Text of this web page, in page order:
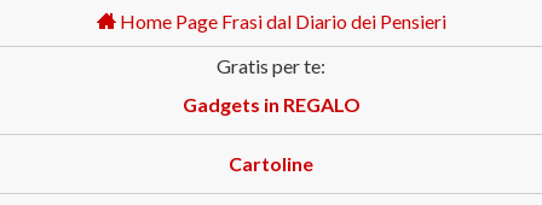
Home Page Frasi dal Diario dei Pensieri
Gratis per te:
Gadgets in REGALO
Cartoline